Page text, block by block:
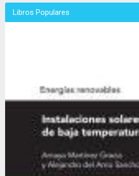
Libros Populares